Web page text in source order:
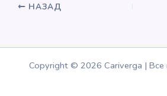
НАЗАД
Copyright © 2026 Cariverga |